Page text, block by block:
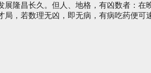
展隆昌长久。但人、地格，有凶数者：在
局，若数理无凶，即无病，有病吃药便可